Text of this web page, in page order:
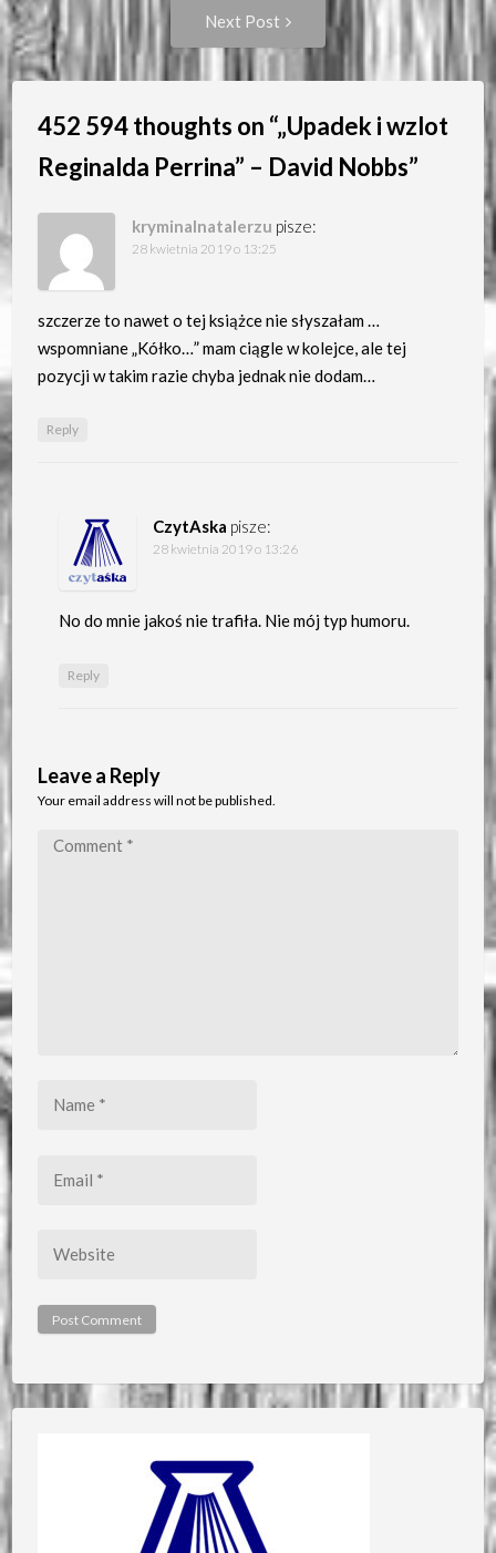
Next Post
Next
Post:
452 594 thoughts on “„Upadek i wzlot
Reginalda Perrina” – David Nobbs”
kryminalnatalerzu pisze:
28 kwietnia 2019 o 13:25
szczerze to nawet o tej książce nie słyszałam …
wspomniane „Kółko…” mam ciągle w kolejce, ale tej
pozycji w takim razie chyba jednak nie dodam…
Reply
CzytAska pisze:
28 kwietnia 2019 o 13:26
No do mnie jakoś nie trafiła. Nie mój typ humoru.
Reply
Leave a Reply
Your email address will not be published.
Comment